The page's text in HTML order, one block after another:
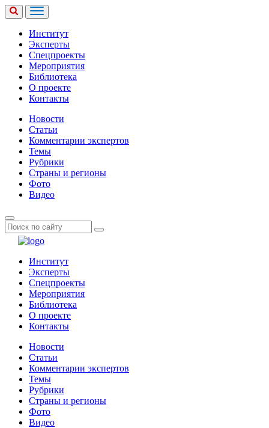
Институт
Эксперты
Спецпроекты
Мероприятия
Библиотека
О проекте
Контакты
Новости
Статьи
Комментарии экспертов
Темы
Рубрики
Страны и регионы
Фото
Видео
Институт
Эксперты
Спецпроекты
Мероприятия
Библиотека
О проекте
Контакты
Новости
Статьи
Комментарии экспертов
Темы
Рубрики
Страны и регионы
Фото
Видео